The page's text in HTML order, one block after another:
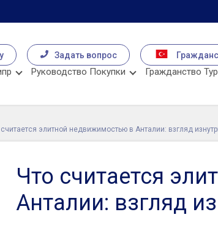
Задать вопрос
Руководство Покупки Гражданство
считается элитной недвижимостью в Анталии: взгляд
Что считается
Анталии: взгляд